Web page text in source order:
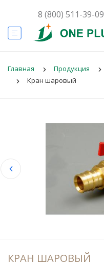
8 (800) 511-39-09
Главная Продукция
Кран шаровый
КРАН ШАРОВЫЙ